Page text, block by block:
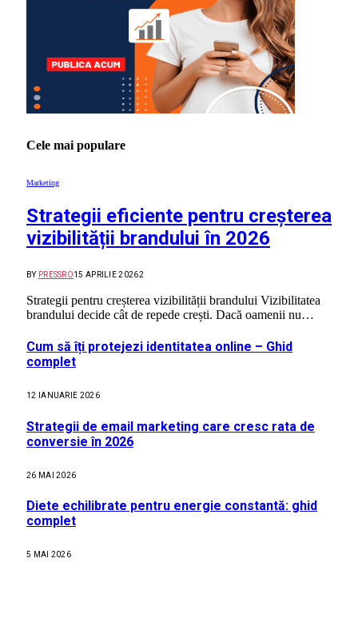
Cele mai populare
Marketing
Strategii eficiente pentru creșterea
vizibilității brandului în 2026
BY PRESSRO15 APRILIE 20262
Strategii pentru creșterea vizibilității brandului Vizibilitatea
brandului decide cât de repede crești. Dacă oamenii nu…
Cum să îți protejezi identitatea online – Ghid
complet
12 IANUARIE 2026
Strategii de email marketing care cresc rata de
conversie în 2026
26 MAI 2026
Diete echilibrate pentru energie constantă: ghid
complet
5 MAI 2026